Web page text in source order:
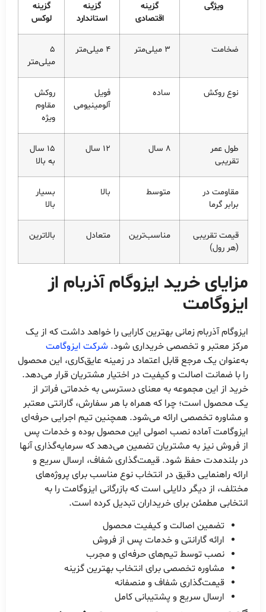
ویژگی
گزینه
اقتصادی
گزینه
استاندارد
گزینه
لوکس
ضخامت 3 میلی‌متر 4 میلی‌متر
5
میلی‌متر
نوع روکش ساده
فویل
آلومینیومی
روکش
مقاوم
ویژه
طول عمر
تقریبی
8 سال 12 سال
15 سال
به بالا
مقاومت در
برابر گرما
متوسط بالا
بسیار
بالا
قیمت تقریبی
(هر رول)
مناسب‌ترین متعادل بالاترین
مزایای خرید ایزوگام آذربام از
ایزوگامت
ایزوگام آذربام زمانی بهترین کارایی را خواهد داشت که از یک
مرکز معتبر و تخصصی خریداری شود. شرکت ایزوگامت
به‌عنوان یک مرجع قابل اعتماد در زمینه عایق‌کاری، این محصول
را با ضمانت اصالت و کیفیت در اختیار مشتریان قرار می‌دهد.
خرید از این مجموعه به معنای دسترسی به خدماتی فراتر از
یک محصول است؛ چرا که همراه با هر سفارش، گارانتی معتبر
و مشاوره تخصصی ارائه می‌شود. همچنین تیم اجرایی حرفه‌ای
ایزوگامت آماده نصب اصولی این محصول بوده و خدمات پس
از فروش نیز به مشتریان تضمین می‌دهد که سرمایه‌گذاری آنها
در بلندمدت حفظ شود. قیمت‌گذاری شفاف، ارسال سریع و
ارائه راهنمایی دقیق در انتخاب نوع مناسب برای پروژه‌های
مختلف، از دیگر دلایلی است که بازرگانی ایزوگامت را به
انتخابی مطمئن برای خریداران تبدیل کرده است.
تضمین اصالت و کیفیت محصول
ارائه گارانتی و خدمات پس از فروش
نصب توسط تیم‌های حرفه‌ای و مجرب
مشاوره تخصصی برای انتخاب بهترین گزینه
قیمت‌گذاری شفاف و منصفانه
ارسال سریع و پشتیبانی کامل